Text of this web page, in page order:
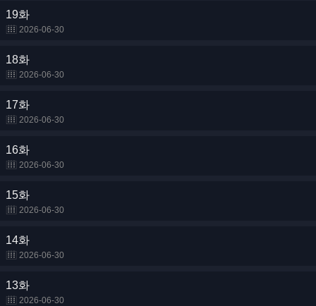
19화
2026-06-30
18화
2026-06-30
17화
2026-06-30
16화
2026-06-30
15화
2026-06-30
14화
2026-06-30
13화
2026-06-30